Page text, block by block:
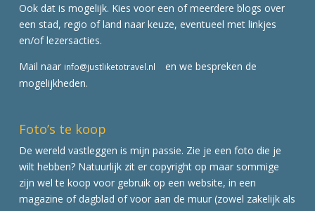
Ook dat is mogelijk. Kies voor een of meerdere blogs over
een stad, regio of land naar keuze, eventueel met linkjes
en/of lezersacties.
Mail naar info@justliketotravel.nl
en we bespreken de
mogelijkheden.
Foto’s te koop
De wereld vastleggen is mijn passie. Zie je een foto die je
wilt hebben? Natuurlijk zit er copyright op maar sommige
zijn wel te koop voor gebruik op een website, in een
magazine of dagblad of voor aan de muur (zowel zakelijk als